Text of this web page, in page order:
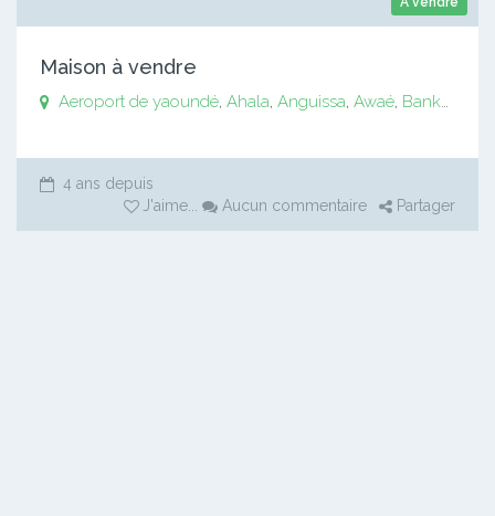
Maison à vendre
Aeroport de yaoundé, Ahala Anguissa Awaé, Bankomo
4 ans depuis
J'aime ... Aucun commentaire Partager